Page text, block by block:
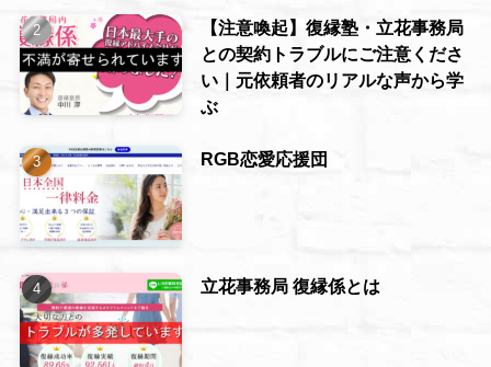
【注意喚起】復縁塾・立花事務局
との契約トラブルにご注意くださ
い｜元依頼者のリアルな声から学
ぶ
RGB恋愛応援団
立花事務局 復縁係とは